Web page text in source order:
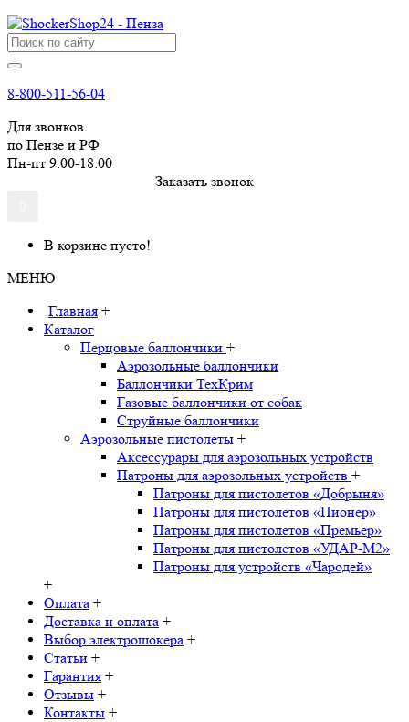
8-800-511-56-04
Для звонков
по Пензе и РФ
Пн-пт 9:00-18:00
Заказать звонок
В корзине пусто!
МЕНЮ
Главная +
Каталог
Перцовые баллончики +
Аэрозольные баллончики
Баллончики ТехКрим
Газовые баллончики от собак
Струйные баллончики
Аэрозольные пистолеты +
Аксессурары для аэрозольных устройств
Патроны для аэрозольных устройств +
Патроны для пистолетов «Добрыня»
Патроны для пистолетов «Пионер»
Патроны для пистолетов «Премьер»
Патроны для пистолетов «УДАР-M2»
Патроны для устройств «Чародей»
+
Оплата +
Доставка и оплата +
Выбор электрошокера +
Статьи +
Гарантия +
Отзывы +
Контакты +